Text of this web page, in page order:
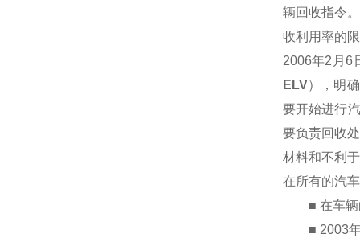
辆回收指令
收利用率的
2006年2月6
ELV），明
要开始进行
要负责回收
材料和不利
在所有的汽
■ 在车辆
■ 2003年7